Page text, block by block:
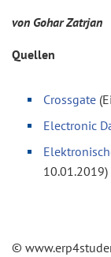
von Gohar Zatrjan
Quellen
Crossgate
Electronic
10.01.2019)
©